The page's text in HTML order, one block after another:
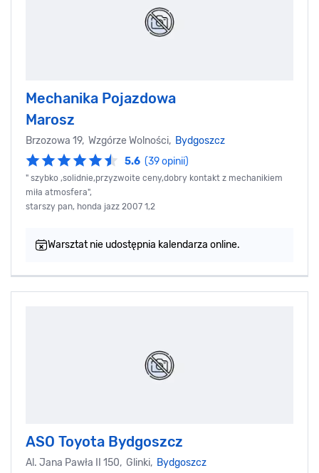
Mechanika Pojazdowa
Marosz
Brzozowa 19, Wzgórze Wolności, Bydgoszcz
5.6 (39 opinii)
" szybko ,solidnie,przyzwoite ceny,dobry kontakt z mechanikiem
miła atmosfera",
starszy pan, honda jazz 2007 1,2
Warsztat nie udostępnia kalendarza online.
ASO Toyota Bydgoszcz
Al. Jana Pawła II 150, Glinki, Bydgoszcz